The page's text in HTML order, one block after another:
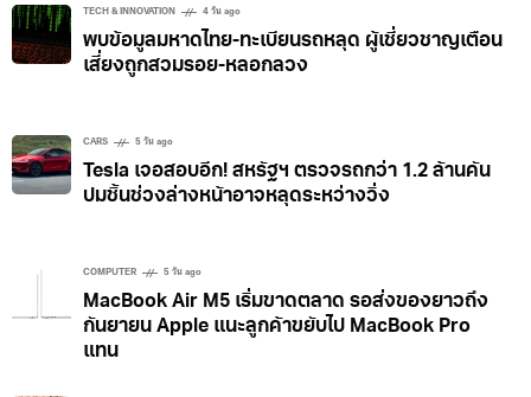
TECH & INNOVATION 4 วัน ago
พบข้อมูลมหาดไทย-ทะเบียนรถหลุด ผู้เชี่ยวชาญเตือน
เสี่ยงถูกสวมรอย-หลอกลวง
CARS 5 วัน ago
Tesla เจอสอบอีก! สหรัฐฯ ตรวจรถกว่า 1.2 ล้านคัน
ปมชิ้นช่วงล่างหน้าอาจหลุดระหว่างวิ่ง
COMPUTER 5 วัน ago
MacBook Air M5 เริ่มขาดตลาด รอส่งของยาวถึง
กันยายน Apple แนะลูกค้าขยับไป MacBook Pro
แทน